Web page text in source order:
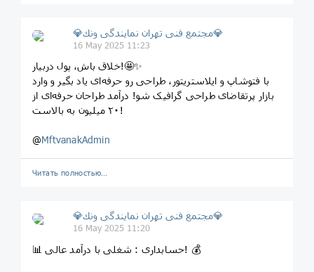
💎مجتمع فنى تهران نمايندگى ونك💎
16 May 2025 11:23
خلاق باش، پول دربیار!🤩✨
با فتوشاپ و ایلاستریتور، طراحی رو حرفه‌ای یاد بگیر و وارد
بازار پرتقاضای طراحی گرافیک شو! درآمد طراحان حرفه‌ای از
۲۰ میلیون به بالاست!
@MftvanakAdmin
Читать полностью…
💎مجتمع فنى تهران نمايندگى ونك💎
16 May 2025 11:20
📊 حسابداری : شغلی با درآمد عالی! 💰